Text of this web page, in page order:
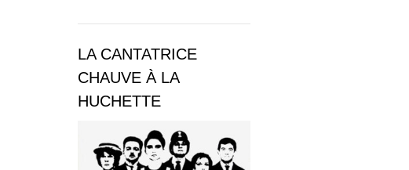
LA CANTATRICE
CHAUVE À LA
HUCHETTE